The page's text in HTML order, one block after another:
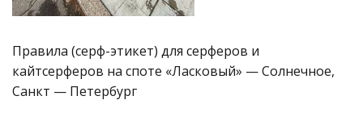
Правила (серф-этикет) для серферов и
кайтсерферов на споте «Ласковый» — Солнечное,
Санкт — Петербург